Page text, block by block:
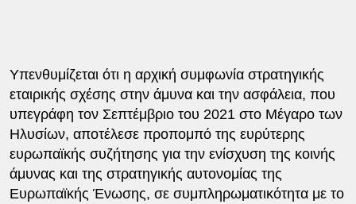
Υπενθυμίζεται ότι η αρχική συμφωνία στρατηγικής
εταιρικής σχέσης στην άμυνα και την ασφάλεια, που
υπεγράφη τον Σεπτέμβριο του 2021 στο Μέγαρο των
Ηλυσίων, αποτέλεσε προπομπό της ευρύτερης
ευρωπαϊκής συζήτησης για την ενίσχυση της κοινής
άμυνας και της στρατηγικής αυτονομίας της
Ευρωπαϊκής Ένωσης, σε συμπληρωματικότητα με το